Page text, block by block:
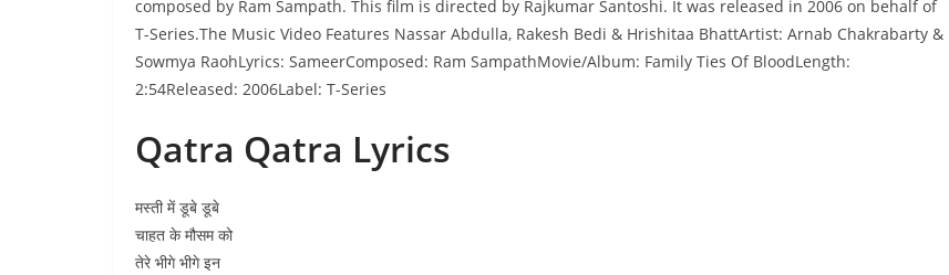
composed by Ram Sampath. This film is directed by Rajkumar Santoshi. It was released in 2006 on behalf of
T-Series.The Music Video Features Nassar Abdulla, Rakesh Bedi & Hrishitaa BhattArtist: Arnab Chakrabarty &
Sowmya RaohLyrics: SameerComposed: Ram SampathMovie/Album: Family Ties Of BloodLength:
2:54Released: 2006Label: T-Series
Qatra Qatra Lyrics
मस्ती में डूबे डूबे
चाहत के मौसम को
तेरे भीगे भीगे इन